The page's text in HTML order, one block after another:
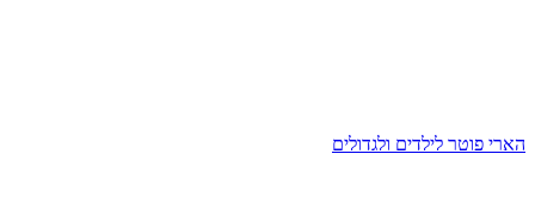
הארי פוטר לילדים ולגדולים